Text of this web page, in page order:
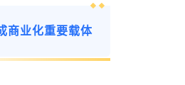
商业化重要载体